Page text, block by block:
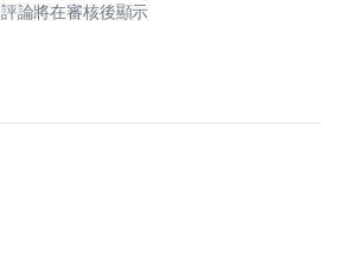
評論將在審核後顯示